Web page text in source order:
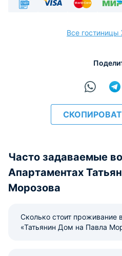
Все гостиницы
Часто задаваемые
Апартаментах
Морозова
Сколько стоит проживание
«Татьянин Дом на Павла